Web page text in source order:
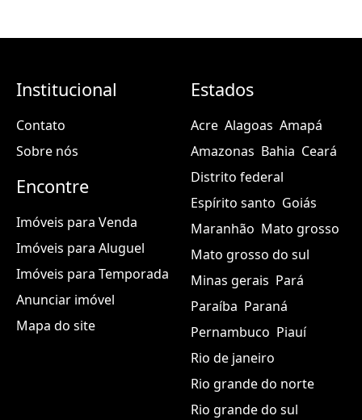
Institucional
Contato
Sobre nós
Encontre
Imóveis para Venda
Imóveis para Aluguel
Imóveis para Temporada
Anunciar imóvel
Mapa do site
Estados
Acre Alagoas Amapá
Amazonas Bahia Ceará
Distrito federal
Espírito santo Goiás
Maranhão Mato grosso
Mato grosso do sul
Minas gerais Pará
Paraíba Paraná
Pernambuco Piauí
Rio de janeiro
Rio grande do norte
Rio grande do sul